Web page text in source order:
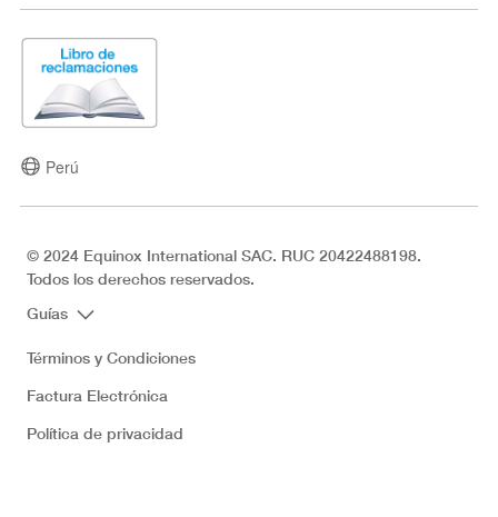
Perú
© 2024 Equinox International SAC. RUC 20422488198.
Todos los derechos reservados.
Guías
Términos y Condiciones
Factura Electrónica
Política de privacidad